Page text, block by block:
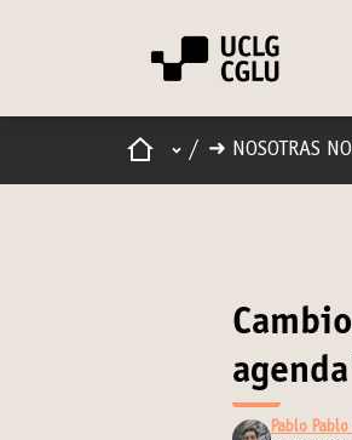
InicioMenú principal
/ ➜ NOSOTRAS
Pablo